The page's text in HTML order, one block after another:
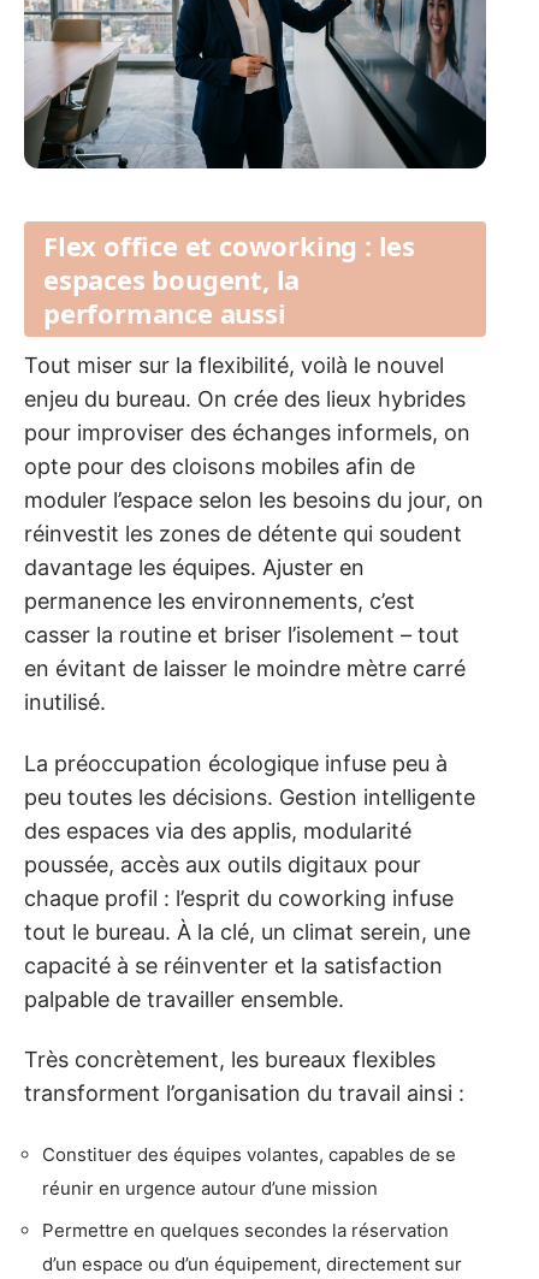
Flex office et coworking : les
espaces bougent, la
performance aussi
Tout miser sur la flexibilité, voilà le nouvel
enjeu du bureau. On crée des lieux hybrides
pour improviser des échanges informels, on
opte pour des cloisons mobiles afin de
moduler l’espace selon les besoins du jour, on
réinvestit les zones de détente qui soudent
davantage les équipes. Ajuster en
permanence les environnements, c’est
casser la routine et briser l’isolement – tout
en évitant de laisser le moindre mètre carré
inutilisé.
La préoccupation écologique infuse peu à
peu toutes les décisions. Gestion intelligente
des espaces via des applis, modularité
poussée, accès aux outils digitaux pour
chaque profil : l’esprit du coworking infuse
tout le bureau. À la clé, un climat serein, une
capacité à se réinventer et la satisfaction
palpable de travailler ensemble.
Très concrètement, les bureaux flexibles
transforment l’organisation du travail ainsi :
Constituer des équipes volantes, capables de se
réunir en urgence autour d’une mission
Permettre en quelques secondes la réservation
d’un espace ou d’un équipement, directement sur